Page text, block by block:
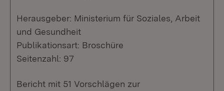
Herausgeber: Ministerium für Soziales, Arbeit
und Gesundheit
Publikationsart: Broschüre
Seitenzahl: 97
Bericht mit 51 Vorschlägen zur